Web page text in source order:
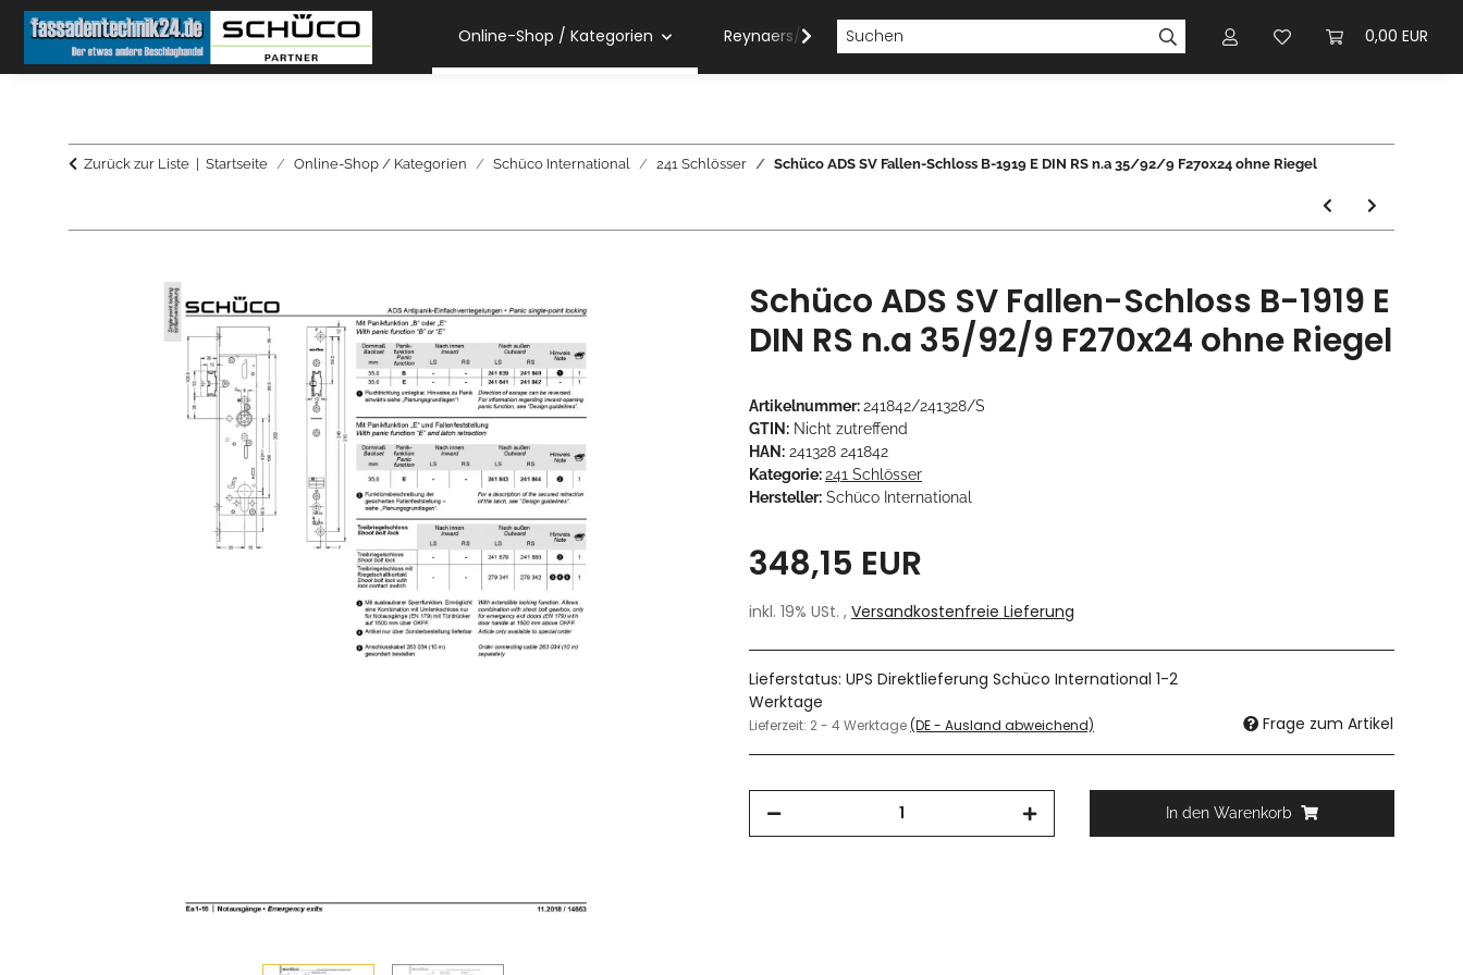
0,00 EUR
Online-Shop / Kategorien Reynaers/Sobinco Verarbeiter
Zurück zur Liste Startseite Online-Shop / Kategorien Schüco International 241 Schlösser Schüco ADS SV Fallen-Schloss B-1919 E DIN RS n.a 35/92/9 F270x24 ohne Riegel
Schüco ADS SV Fallen-Schloss B-1919 E
DIN RS n.a 35/92/9 F270x24 ohne Riegel
Artikelnummer:241842/241328/S
GTIN: Nicht zutreffend
HAN: 241328 241842
Kategorie:241 Schlösser
Hersteller: Schüco International
348,15 EUR
inkl. 19% USt. , Versandkostenfreie Lieferung
Lieferstatus: UPS Direktlieferung Schüco International 1-2
Werktage
Lieferzeit: 2 - 4 Werktage(DE - Ausland abweichend) Frage zum Artikel
In den Warenkorb